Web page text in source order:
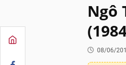
Ngô
08/06/